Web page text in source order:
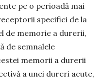
pe o perioadă mai
specifici de la
de memorie a durerii,
de semnalele
memorii a durerii
a unei dureri acute,